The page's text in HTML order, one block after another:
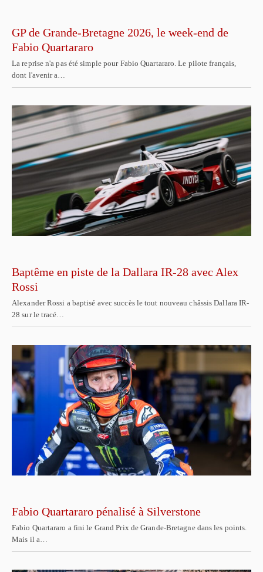
GP de Grande-Bretagne 2026, le week-end de
Fabio Quartararo
La reprise n'a pas été simple pour Fabio Quartararo. Le pilote français,
dont l'avenir a…
Baptême en piste de la Dallara IR-28 avec Alex
Rossi
Alexander Rossi a baptisé avec succès le tout nouveau châssis Dallara IR-
28 sur le tracé…
Fabio Quartararo pénalisé à Silverstone
Fabio Quartararo a fini le Grand Prix de Grande-Bretagne dans les points.
Mais il a…